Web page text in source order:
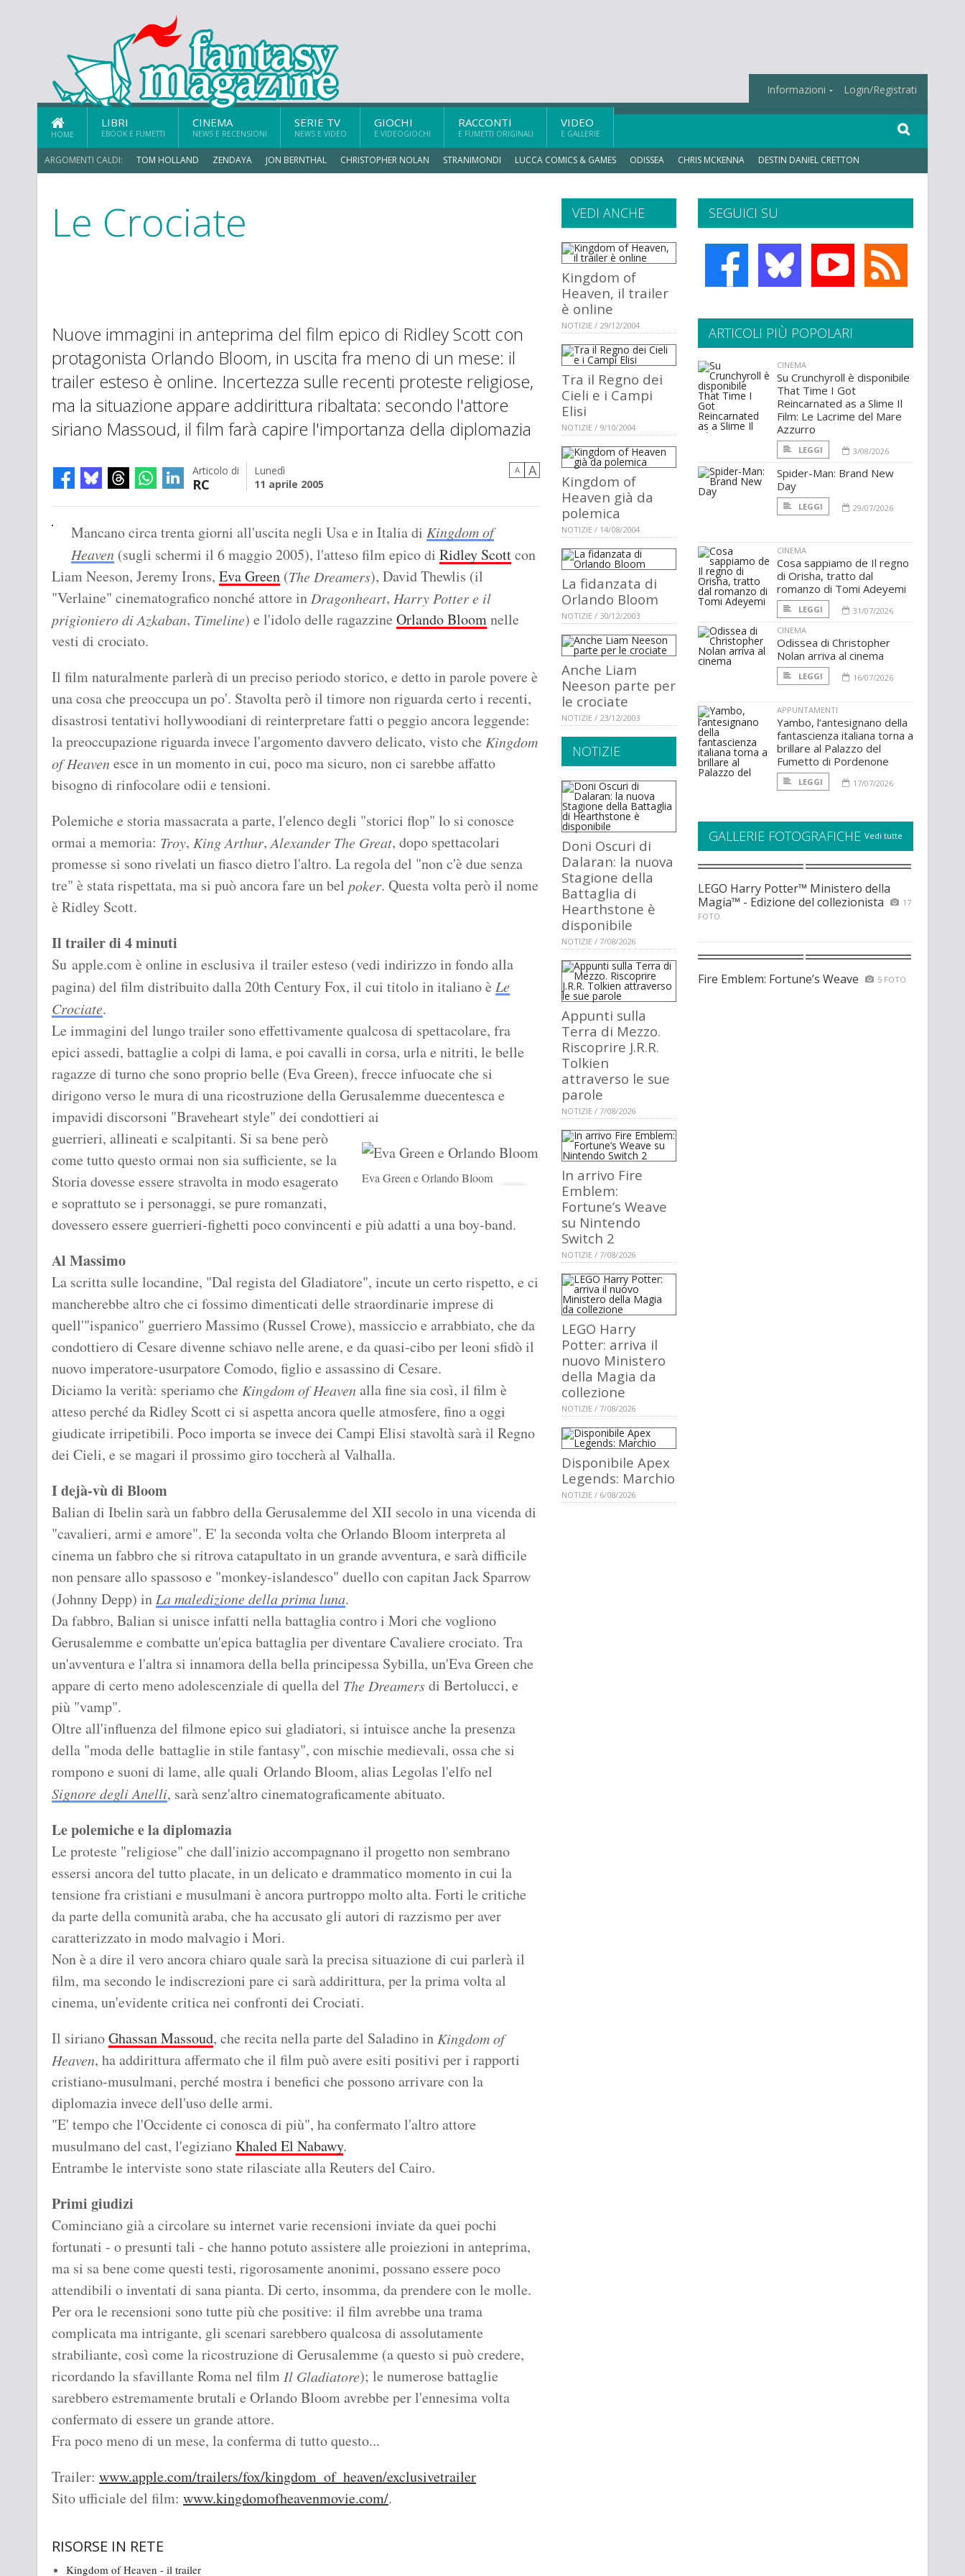
Informazioni Login/Registrati
HOME
LIBRI
EBOOK E FUMETTI
CINEMA
NEWS E RECENSIONI
SERIE TV
NEWS E VIDEO
GIOCHI
E VIDEOGIOCHI
RACCONTI
E FUMETTI ORIGINALI
VIDEO
E GALLERIE
ARGOMENTI CALDI: TOM HOLLAND ZENDAYA JON BERNTHAL CHRISTOPHER NOLAN STRANIMONDI LUCCA COMICS & GAMES ODISSEA CHRIS MCKENNA DESTIN DANIEL CRETTON
Le Crociate
Nuove immagini in anteprima del film epico di Ridley Scott con
protagonista Orlando Bloom, in uscita fra meno di un mese: il
trailer esteso è online. Incertezza sulle recenti proteste religiose,
ma la situazione appare addirittura ribaltata: secondo l'attore
siriano Massoud, il film farà capire l'importanza della diplomazia
Articolo di
RC
Lunedì
11 aprile 2005
A A
Mancano circa trenta giorni all'uscita negli Usa e in Italia di Kingdom of
Heaven (sugli schermi il 6 maggio 2005), l'atteso film epico di Ridley Scottcon
Liam Neeson, Jeremy Irons, Eva Green (The Dreamers), David Thewlis (il
"Verlaine" cinematografico nonché attore inDragonheart, Harry Potter e il
prigioniero di Azkaban, Timeline) e l'idolo delle ragazzine Orlando Bloomnelle
vesti di crociato.
Il film naturalmente parlerà di un preciso periodo storico, e detto in parole povere è
una cosa che preoccupa un po'. Stavolta però il timore non riguarda certo i recenti,
disastrosi tentativi hollywoodiani di reinterpretare fatti o peggio ancora leggende:
la preoccupazione riguarda invece l'argomento davvero delicato, visto che Kingdom
of Heavenesce in un momento in cui, poco ma sicuro, non ci sarebbe affatto
bisogno di rinfocolare odii e tensioni.
Polemiche e storia massacrata a parte, l'elenco degli "storici flop" lo si conosce
ormai a memoria: Troy, King Arthur, Alexander The Great, dopo spettacolari
promesse si sono rivelati un fiasco dietro l'altro. La regola del "non c'è due senza
tre" è stata rispettata, ma si può ancora fare un bel poker. Questa volta però il nome
è Ridley Scott.
Il trailer di 4 minuti
Su apple.com è online in esclusiva il trailer esteso (vedi indirizzo in fondo alla
pagina) del film distribuito dalla 20th Century Fox, il cui titolo in italiano è Le
Crociate.
Le immagini del lungo trailer sono effettivamente qualcosa di spettacolare, fra
epici assedi, battaglie a colpi di lama, e poi cavalli in corsa, urla e nitriti, le belle
ragazze di turno che sono proprio belle (Eva Green), frecce infuocate che si
dirigono verso le mura di una ricostruzione della Gerusalemme duecentesca e
impavidi discorsoni "Braveheart style" dei condottieri ai
Eva Green e Orlando Bloom
guerrieri, allineati e scalpitanti. Si sa bene però
come tutto questo ormai non sia sufficiente, se la
Storia dovesse essere stravolta in modo esagerato
e soprattuto se i personaggi, se pure romanzati,
dovessero essere guerrieri-fighetti poco convincenti e più adatti a una boy-band.
Al Massimo
La scritta sulle locandine, "Dal regista del Gladiatore", incute un certo rispetto, e ci
mancherebbe altro che ci fossimo dimenticati delle straordinarie imprese di
quell'"ispanico" guerriero Massimo (Russel Crowe), massiccio e arrabbiato, che da
condottiero di Cesare divenne schiavo nelle arene, e da quasi-cibo per leoni sfidò il
nuovo imperatore-usurpatore Comodo, figlio e assassino di Cesare.
Diciamo la verità: speriamo che Kingdom of Heavenalla fine sia così, il film è
atteso perché da Ridley Scott ci si aspetta ancora quelle atmosfere, fino a oggi
giudicate irripetibili. Poco importa se invece dei Campi Elisi stavoltà sarà il Regno
dei Cieli, e se magari il prossimo giro toccherà al Valhalla.
I dejà-vù di Bloom
Balian di Ibelin sarà un fabbro della Gerusalemme del XII secolo in una vicenda di
"cavalieri, armi e amore". E' la seconda volta che Orlando Bloom interpreta al
cinema un fabbro che si ritrova catapultato in un grande avventura, e sarà difficile
non pensare allo spassoso e "monkey-islandesco" duello con capitan Jack Sparrow
(Johnny Depp) inLa maledizione della prima luna.
Da fabbro, Balian si unisce infatti nella battaglia contro i Mori che vogliono
Gerusalemme e combatte un'epica battaglia per diventare Cavaliere crociato. Tra
un'avventura e l'altra si innamora della bella principessa Sybilla, un'Eva Green che
appare di certo meno adolescenziale di quella del The Dreamersdi Bertolucci, e
più "vamp".
Oltre all'influenza del filmone epico sui gladiatori, si intuisce anche la presenza
della "moda delle battaglie in stile fantasy", con mischie medievali, ossa che si
rompono e suoni di lame, alle quali Orlando Bloom, alias Legolas l'elfo nel
Signore degli Anelli, sarà senz'altro cinematograficamente abituato.
Le polemiche e la diplomazia
Le proteste "religiose" che dall'inizio accompagnano il progetto non sembrano
essersi ancora del tutto placate, in un delicato e drammatico momento in cui la
tensione fra cristiani e musulmani è ancora purtroppo molto alta. Forti le critiche
da parte della comunità araba, che ha accusato gli autori di razzismo per aver
caratterizzato in modo malvagio i Mori.
Non è a dire il vero ancora chiaro quale sarà la precisa situazione di cui parlerà il
film, ma secondo le indiscrezioni pare ci sarà addirittura, per la prima volta al
cinema, un'evidente critica nei confronti dei Crociati.
Il sirianoGhassan Massoud, che recita nella parte del Saladino inKingdom of
Heaven, ha addirittura affermato che il film può avere esiti positivi per i rapporti
cristiano-musulmani, perché mostra i benefici che possono arrivare con la
diplomazia invece dell'uso delle armi.
"E' tempo che l'Occidente ci conosca di più", ha confermato l'altro attore
musulmano del cast, l'egizianoKhaled El Nabawy.
Entrambe le interviste sono state rilasciate alla Reuters del Cairo.
Primi giudizi
Cominciano già a circolare su internet varie recensioni inviate da quei pochi
fortunati - o presunti tali - che hanno potuto assistere alle proiezioni in anteprima,
ma si sa bene come questi testi, rigorosamente anonimi, possano essere poco
attendibili o inventati di sana pianta. Di certo, insomma, da prendere con le molle.
Per ora le recensioni sono tutte più che positive: il film avrebbe una trama
complicata ma intrigante, gli scenari sarebbero qualcosa di assolutamente
strabiliante, così come la ricostruzione di Gerusalemme (a questo si può credere,
ricordando la sfavillante Roma nel filmIl Gladiatore); le numerose battaglie
sarebbero estremamente brutali e Orlando Bloom avrebbe per l'ennesima volta
confermato di essere un grande attore.
Fra poco meno di un mese, la conferma di tutto questo...
Trailer: www.apple.com/trailers/fox/kingdom_of_heaven/exclusivetrailer
Sito ufficiale del film: www.kingdomofheavenmovie.com/.
RISORSE IN RETE
Kingdom of Heaven - il trailer
SEGUICI SU
VEDI ANCHE
Kingdom of
Heaven, il trailer
è online
NOTIZIE / 29/12/2004
Tra il Regno dei
Cieli e i Campi
Elisi
NOTIZIE / 9/10/2004
Kingdom of
Heaven già da
polemica
NOTIZIE / 14/08/2004
La fidanzata di
Orlando Bloom
NOTIZIE / 30/12/2003
Anche Liam
Neeson parte per
le crociate
NOTIZIE / 23/12/2003
NOTIZIE
Doni Oscuri di
Dalaran: la nuova
Stagione della
Battaglia di
Hearthstone è
disponibile
NOTIZIE / 7/08/2026
Appunti sulla
Terra di Mezzo.
Riscoprire J.R.R.
Tolkien
attraverso le sue
parole
NOTIZIE / 7/08/2026
In arrivo Fire
Emblem:
Fortune’s Weave
su Nintendo
Switch 2
NOTIZIE / 7/08/2026
LEGO Harry
Potter: arriva il
nuovo Ministero
della Magia da
collezione
NOTIZIE / 7/08/2026
Disponibile Apex
Legends: Marchio
NOTIZIE / 6/08/2026
ARTICOLI PIÙ POPOLARI
CINEMA
Su Crunchyroll è disponibile
That Time I Got
Reincarnated as a Slime Il
Film: Le Lacrime del Mare
Azzurro
LEGGI 3/08/2026
Spider-Man: Brand New
Day
LEGGI 29/07/2026
CINEMA
Cosa sappiamo de Il regno
di Orisha, tratto dal
romanzo di Tomi Adeyemi
LEGGI
31/07/2026
CINEMA
Odissea di Christopher
Nolan arriva al cinema
LEGGI 16/07/2026
APPUNTAMENTI
Yambo, l’antesignano della
fantascienza italiana torna a
brillare al Palazzo del
Fumetto di Pordenone
LEGGI 17/07/2026
GALLERIE FOTOGRAFICHE Vedi tutte
LEGO Harry Potter™ Ministero della
Magia™ - Edizione del collezionista
17
FOTO
Fire Emblem: Fortune’s Weave 5 FOTO